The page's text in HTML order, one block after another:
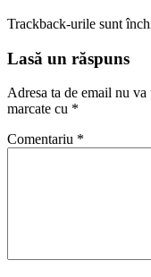
Trackback-urile sunt
Lasă un răspuns
Adresa ta de email nu
marcate cu *
Comentariu *